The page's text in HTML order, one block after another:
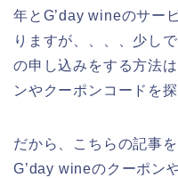
年とG’day wineのサー
りますが、、、、少し
の申し込みをする方法
ンやクーポンコードを
だから、こちらの記事
G’day wineのクーポン